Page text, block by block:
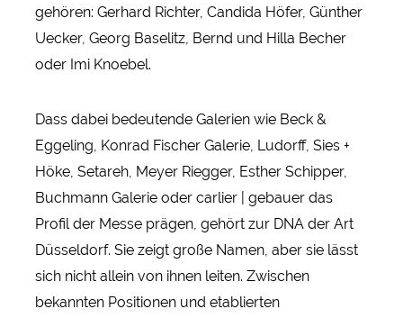
gehören: Gerhard Richter, Candida Höfer, Günther
Uecker, Georg Baselitz, Bernd und Hilla Becher
oder Imi Knoebel.
Dass dabei bedeutende Galerien wie Beck &
Eggeling, Konrad Fischer Galerie, Ludorff, Sies +
Höke, Setareh, Meyer Riegger, Esther Schipper,
Buchmann Galerie oder carlier | gebauer das
Profil der Messe prägen, gehört zur DNA der Art
Düsseldorf. Sie zeigt große Namen, aber sie lässt
sich nicht allein von ihnen leiten. Zwischen
bekannten Positionen und etablierten